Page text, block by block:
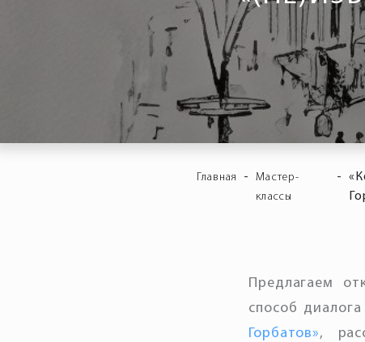
Главная -
Мастер-
классы
-
Предлагаем
способ
Горбатов»,